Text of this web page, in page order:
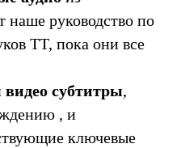
наше руководство по
TT, пока они все
субтитры,
, и
ключевые